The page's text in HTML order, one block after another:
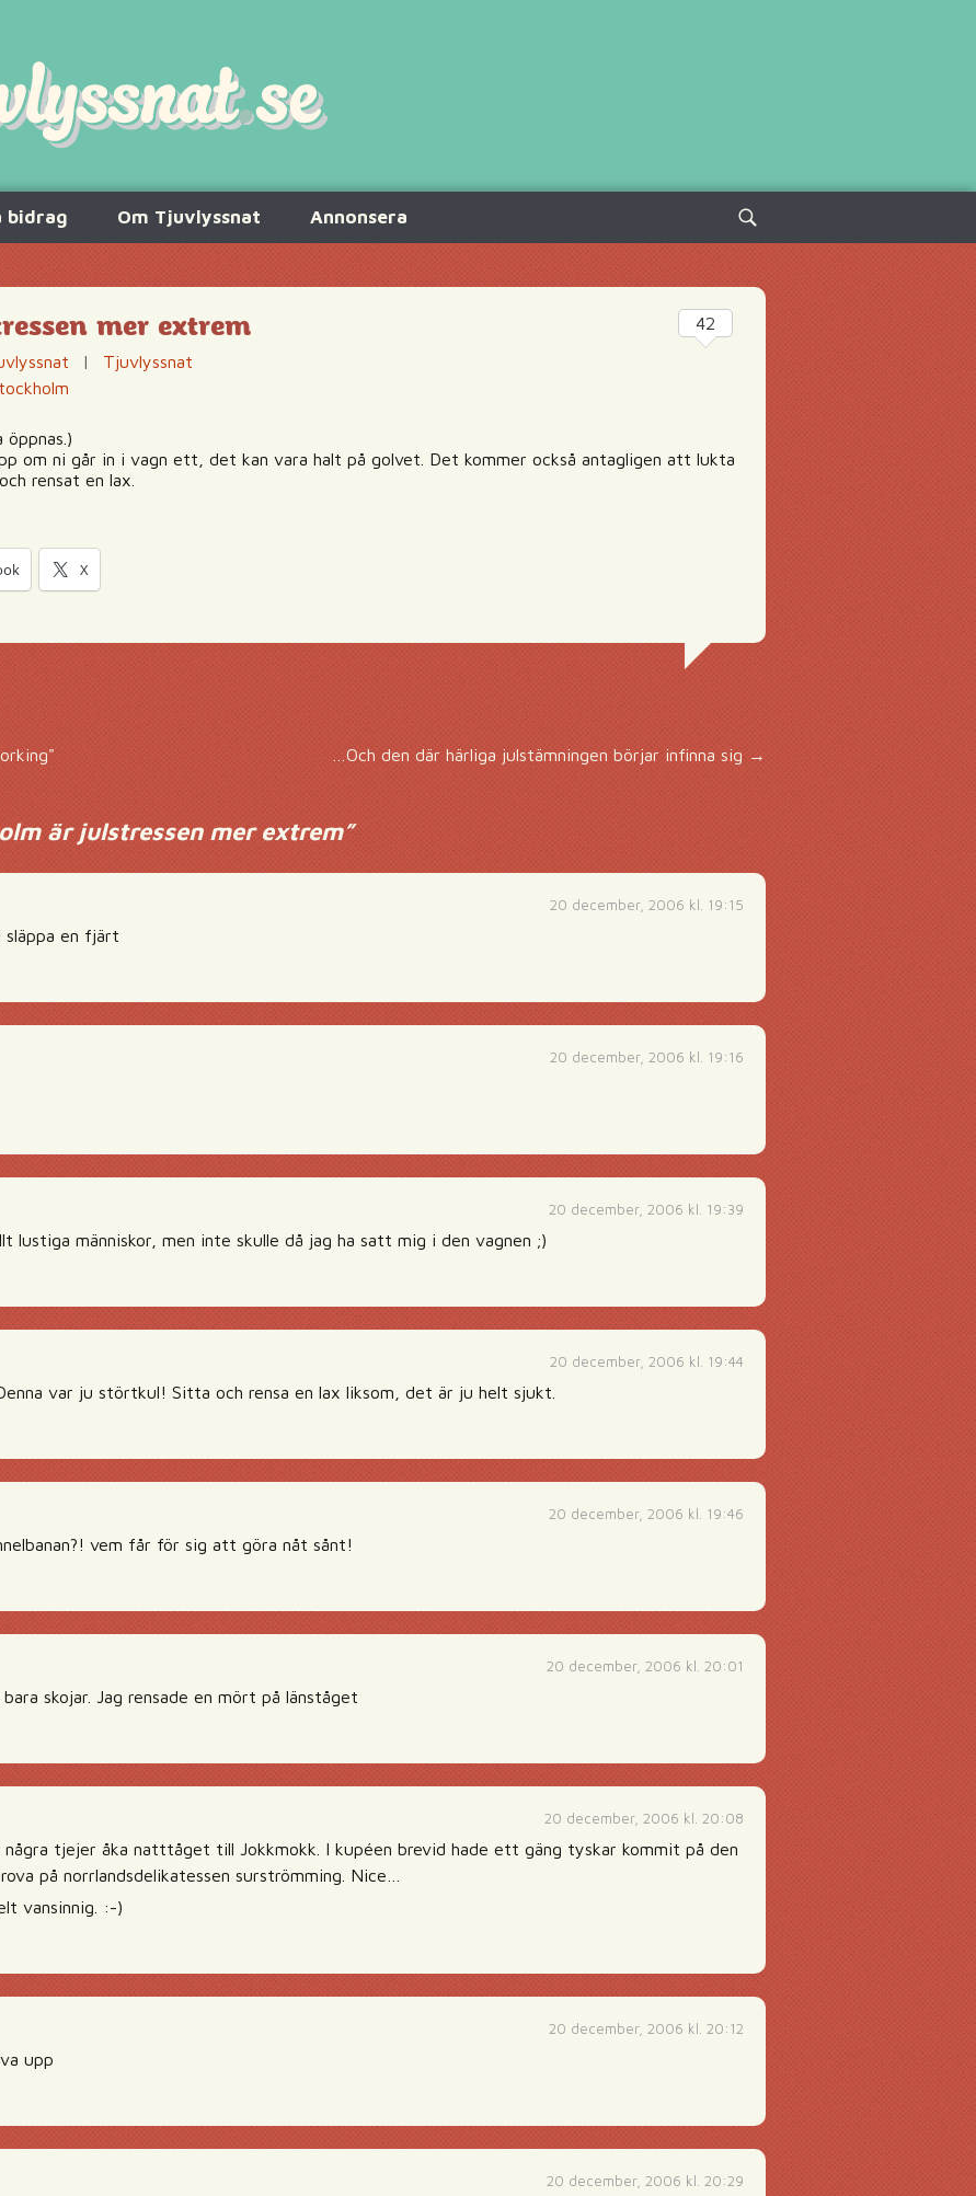
bidrag Om Tjuvlyssnat Annonsera
Sök
efter:
mer extrem
|
Tjuvlyssnat
om ni går in i vagn ett, det kan vara halt på golvet. Det kommer också antagligen att lukta
rensat en lax.
X
42
…Och den där härliga julstämningen börjar infinna sig→
är julstressen mer extrem”
20 december, 2006 kl. 19:15
släppa en fjärt
20 december, 2006 kl. 19:16
20 december, 2006 kl. 19:39
lustiga människor, men inte skulle då jag ha satt mig i den vagnen ;)
20 december, 2006 kl. 19:44
var ju störtkul! Sitta och rensa en lax liksom, det är ju helt sjukt.
20 december, 2006 kl. 19:46
vem får för sig att göra nåt sånt!
20 december, 2006 kl. 20:01
skojar. Jag rensade en mört på länståget
20 december, 2006 kl. 20:08
några tjejer åka natttåget till Jokkmokk. I kupéen brevid hade ett gäng tyskar kommit på den
på norrlandsdelikatessen surströmming. Nice…
vansinnig. :-)
20 december, 2006 kl. 20:12
upp
20 december, 2006 kl. 20:29